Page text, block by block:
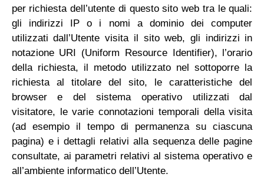
per richiesta dell’utente di questo sito web tra le quali:
gli indirizzi IP o i nomi a dominio dei computer
utilizzati dall’Utente visita il sito web, gli indirizzi in
notazione URI (Uniform Resource Identifier), l’orario
della richiesta, il metodo utilizzato nel sottoporre la
richiesta al titolare del sito, le caratteristiche del
browser e del sistema operativo utilizzati dal
visitatore, le varie connotazioni temporali della visita
(ad esempio il tempo di permanenza su ciascuna
pagina) e i dettagli relativi alla sequenza delle pagine
consultate, ai parametri relativi al sistema operativo e
all’ambiente informatico dell’Utente.